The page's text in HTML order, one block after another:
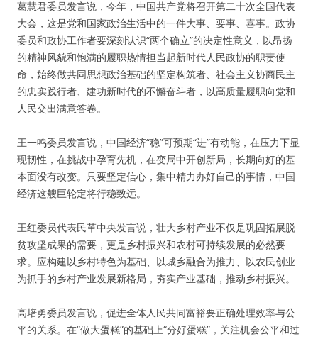
葛慧君委员发言说，今年，中国共产党将召开第二十次全国代表
大会，这是党和国家政治生活中的一件大事、要事、喜事。政协
委员和政协工作者要深刻认识“两个确立”的决定性意义，以昂扬
的精神风貌和饱满的履职热情担当起新时代人民政协的职责使
命，始终做共同思想政治基础的坚定构筑者、社会主义协商民主
的忠实践行者、建功新时代的不懈奋斗者，以高质量履职向党和
人民交出满意答卷。
王一鸣委员发言说，中国经济“稳”可预期“进”有动能，在压力下显
现韧性，在挑战中孕育先机，在变局中开创新局，长期向好的基
本面没有改变。只要坚定信心，集中精力办好自己的事情，中国
经济这艘巨轮定将行稳致远。
王红委员代表民革中央发言说，壮大乡村产业不仅是巩固拓展脱
贫攻坚成果的需要，更是乡村振兴和农村可持续发展的必然要
求。应构建以乡村特色为基础、以城乡融合为推力、以农民创业
为抓手的乡村产业发展新格局，夯实产业基础，推动乡村振兴。
高培勇委员发言说，促进全体人民共同富裕要正确处理效率与公
平的关系。在“做大蛋糕”的基础上“分好蛋糕”，关注机会公平和过